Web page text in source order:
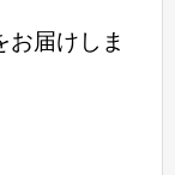
届けしま